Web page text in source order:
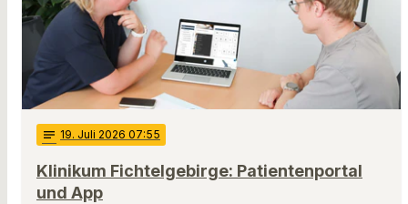
notes 19. Juli 2026 07:55
Klinikum Fichtelgebirge: Patientenportal
und App